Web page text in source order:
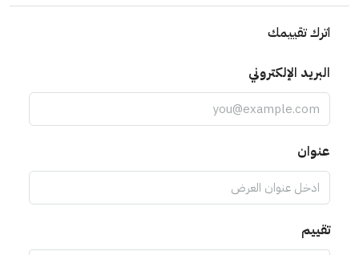
اترك تقييمك
البريد الإلكتروني
عنوان
تقييم